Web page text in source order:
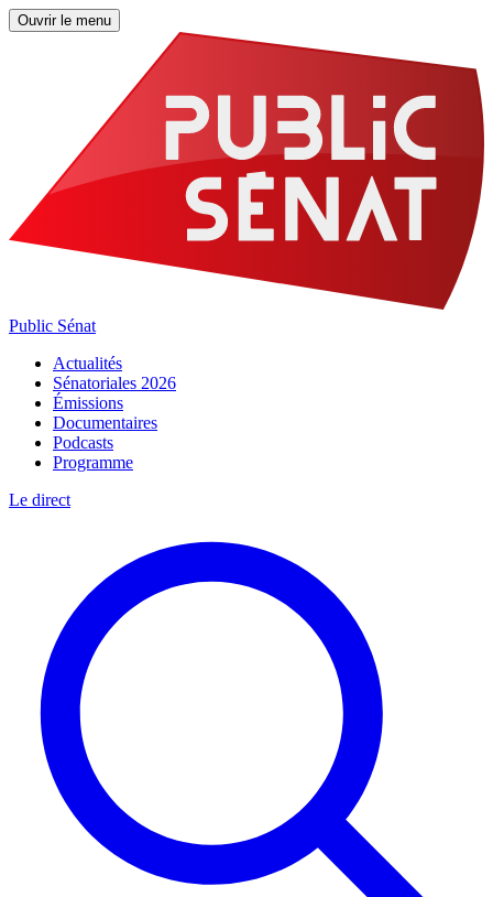
Ouvrir le menu
Public Sénat
Actualités
Sénatoriales 2026
Émissions
Documentaires
Podcasts
Programme
Le direct